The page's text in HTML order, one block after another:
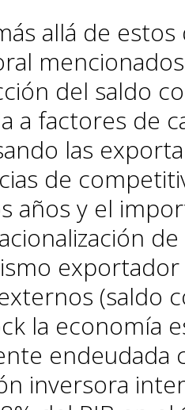
allá de
del saldo
a factores de
las
de
años y el
(saldo
la economía
endeudada
inversora